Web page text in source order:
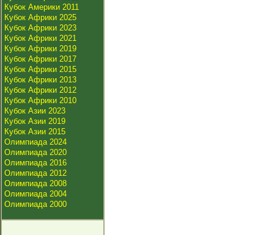
Кубок Америки 2011
Кубок Африки 2025
Кубок Африки 2023
Кубок Африки 2021
Кубок Африки 2019
Кубок Африки 2017
Кубок Африки 2015
Кубок Африки 2013
Кубок Африки 2012
Кубок Африки 2010
Кубок Азии 2023
Кубок Азии 2019
Кубок Азии 2015
Олимпиада 2024
Олимпиада 2020
Олимпиада 2016
Олимпиада 2012
Олимпиада 2008
Олимпиада 2004
Олимпиада 2000